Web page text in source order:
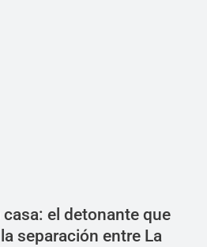
el detonante que
separación entre La